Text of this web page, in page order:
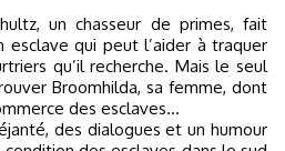
un chasseur de primes, fait
esclave qui peut l’aider à traquer
qu’il recherche. Mais le seul
Broomhilda, sa femme, dont
des esclaves…
des dialogues et un humour